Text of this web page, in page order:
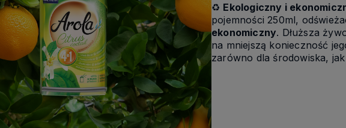
♻️ Ekologiczny i
pojemności 250ml,
ekonomiczny. Dłuższa
na mniejszą konieczność
zarówno dla środowiska,